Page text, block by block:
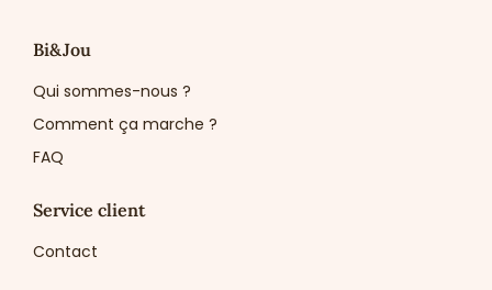
Bi&Jou
Qui sommes-nous ?
Comment ça marche ?
FAQ
Service client
Contact